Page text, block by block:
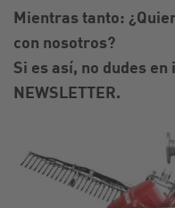
Mientras tanto:
con nosotros?
Si es así, no dudes
NEWSLETTER.